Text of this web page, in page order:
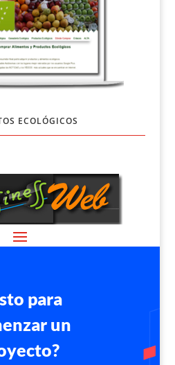
ECOLÓGICOS
para
un